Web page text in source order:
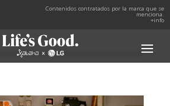
Contenidos contratados por la marca que se
menciona.
+info